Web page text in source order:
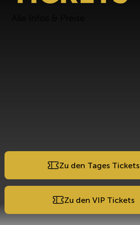
Zu den Tages Tickets
Zu den VIP Tickets